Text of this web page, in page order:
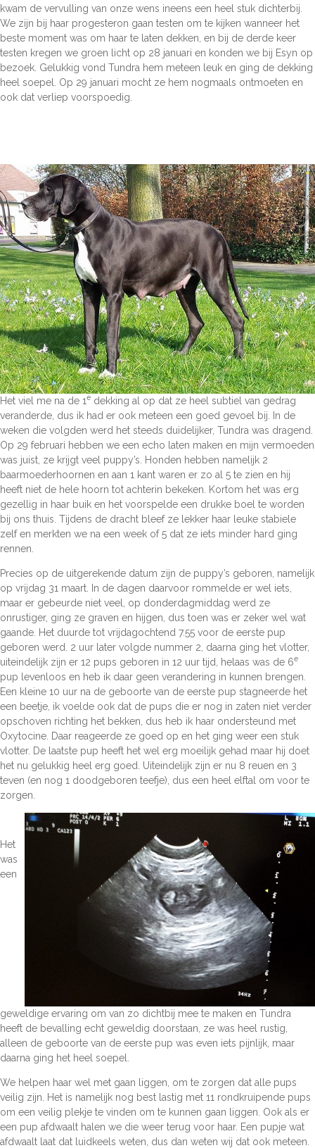
kwam de vervulling van onze wens ineens een heel stuk dichterbij.
We zijn bij haar progesteron gaan testen om te kijken wanneer het
beste moment was om haar te laten dekken, en bij de derde keer
testen kregen we groen licht op 28 januari en konden we bij Esyn op
bezoek. Gelukkig vond Tundra hem meteen leuk en ging de dekking
heel soepel. Op 29 januari mocht ze hem nogmaals ontmoeten en
ook dat verliep voorspoedig.
Het viel me na de 1e dekking al op dat ze heel subtiel van gedrag
veranderde, dus ik had er ook meteen een goed gevoel bij. In de
weken die volgden werd het steeds duidelijker, Tundra was dragend.
Op 29 februari hebben we een echo laten maken en mijn vermoeden
was juist, ze krijgt veel puppy’s. Honden hebben namelijk 2
baarmoederhoornen en aan 1 kant waren er zo al 5 te zien en hij
heeft niet de hele hoorn tot achterin bekeken. Kortom het was erg
gezellig in haar buik en het voorspelde een drukke boel te worden
bij ons thuis. Tijdens de dracht bleef ze lekker haar leuke stabiele
zelf en merkten we na een week of 5 dat ze iets minder hard ging
rennen.
Precies op de uitgerekende datum zijn de puppy’s geboren, namelijk
op vrijdag 31 maart. In de dagen daarvoor rommelde er wel iets,
maar er gebeurde niet veel, op donderdagmiddag werd ze
onrustiger, ging ze graven en hijgen, dus toen was er zeker wel wat
gaande. Het duurde tot vrijdagochtend 7.55 voor de eerste pup
geboren werd. 2 uur later volgde nummer 2, daarna ging het vlotter,
uiteindelijk zijn er 12 pups geboren in 12 uur tijd, helaas was de 6e
pup levenloos en heb ik daar geen verandering in kunnen brengen.
Een kleine 10 uur na de geboorte van de eerste pup stagneerde het
een beetje, ik voelde ook dat de pups die er nog in zaten niet verder
opschoven richting het bekken, dus heb ik haar ondersteund met
Oxytocine. Daar reageerde ze goed op en het ging weer een stuk
vlotter. De laatste pup heeft het wel erg moeilijk gehad maar hij doet
het nu gelukkig heel erg goed. Uiteindelijk zijn er nu 8 reuen en 3
teven (en nog 1 doodgeboren teefje), dus een heel elftal om voor te
zorgen.
Het
was
een
geweldige ervaring om van zo dichtbij mee te maken en Tundra
heeft de bevalling echt geweldig doorstaan, ze was heel rustig,
alleen de geboorte van de eerste pup was even iets pijnlijk, maar
daarna ging het heel soepel.
We helpen haar wel met gaan liggen, om te zorgen dat alle pups
veilig zijn. Het is namelijk nog best lastig met 11 rondkruipende pups
om een veilig plekje te vinden om te kunnen gaan liggen. Ook als er
een pup afdwaalt halen we die weer terug voor haar. Een pupje wat
afdwaalt laat dat luidkeels weten, dus dan weten wij dat ook meteen.